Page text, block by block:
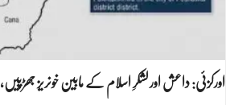
اورکزئی: داعش اور لشکرِ اسلام کے مابین خونریز جھڑپیں، 2 جنگجو ہلاک، 4 اغوا